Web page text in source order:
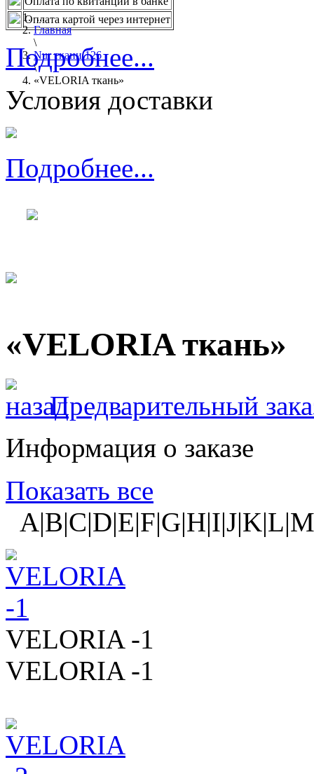
...
Главная
\
Nur ткани 126
\
«VELORIA ткань»
Оплата картой через интернет
Подробнее...
Условия доставки
Подробнее...
«VELORIA ткань»
Предварительный
Информация о заказе
Показать все
VELORIA -1
VELORIA -1